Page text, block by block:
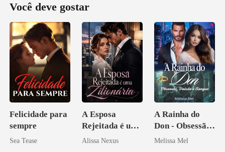
Você deve gostar
Felicidade para
sempre
Sea Tease
A Esposa
Rejeitada é uma
Zilionária
Alissa Nexus
A Rainha do
Don - Obsessão,
Paixão e Sangue
Melissa Mel